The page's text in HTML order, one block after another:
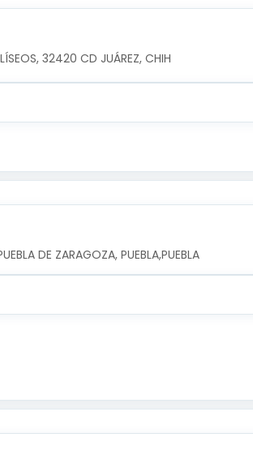
32420 CD JUÁREZ, CHIH
DE ZARAGOZA, PUEBLA,PUEBLA